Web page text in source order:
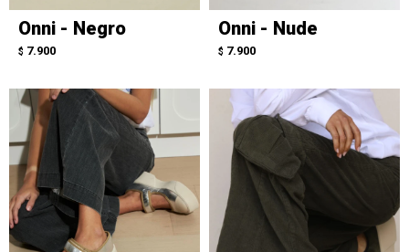
Onni - Negro
$ 7.900
Onni - Nude
$ 7.900